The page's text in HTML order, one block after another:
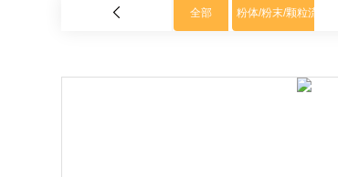
全部 粉体/粉末/颗粒流动